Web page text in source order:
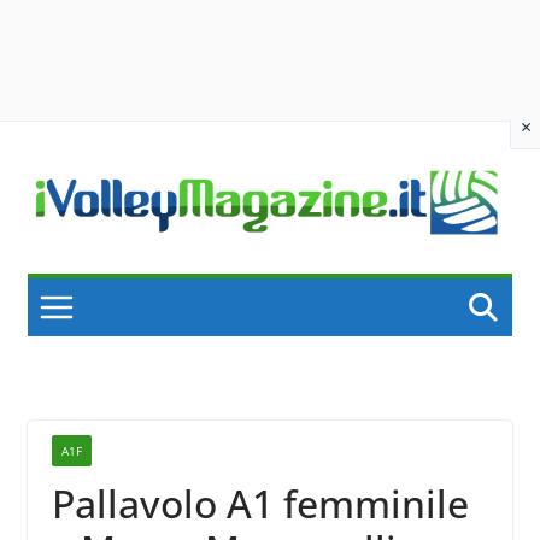
×
content
A1F
Pallavolo A1 femminile